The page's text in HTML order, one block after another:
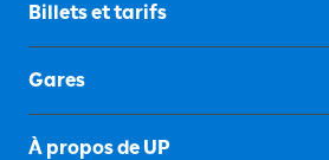
Billets et tarifs
Gares
À propos de UP